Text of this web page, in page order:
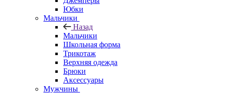
Юбки
Мальчики
Назад
Мальчики
Школьная форма
Трикотаж
Верхняя одежда
Брюки
Аксессуары
Мужчины